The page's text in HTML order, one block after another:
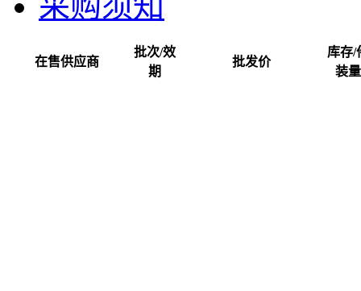
在售供应商
批次/效
期
批发价
库存/
装量